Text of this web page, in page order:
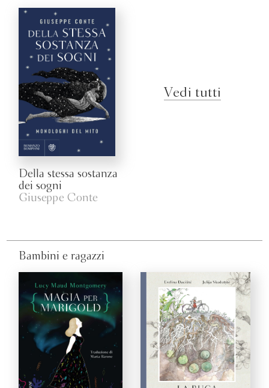
Della stessa sostanza
dei sogni
Giuseppe Conte
Vedi tutti
Bambini e ragazzi